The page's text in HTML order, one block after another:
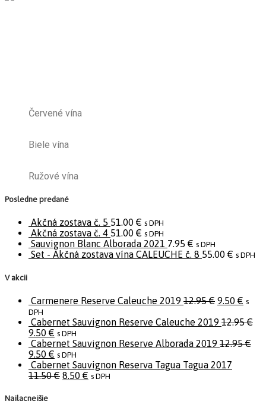
Červené vína
Biele vína
Ružové vína
Posledne predané
Akčná zostava č. 5 51.00 € s DPH
Akčná zostava č. 4 51.00 € s DPH
Sauvignon Blanc Alborada 2021 7.95 € s DPH
Set - Akčná zostava vína CALEUCHE č. 8 55.00 € s DPH
V akcii
Carmenere Reserve Caleuche 2019 12.95€ 9.50 € s
DPH
Cabernet Sauvignon Reserve Caleuche 2019 12.95€
9.50 € s DPH
Cabernet Sauvignon Reserve Alborada 2019 12.95€
9.50 € s DPH
Cabernet Sauvignon Reserva Tagua Tagua 2017
11.50€ 8.50 € s DPH
Najlacnejšie